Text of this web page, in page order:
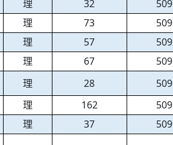
理 32 509
理 73 509
理 57 509
理 67 509
理 28 509
理 162 509
理 37 509